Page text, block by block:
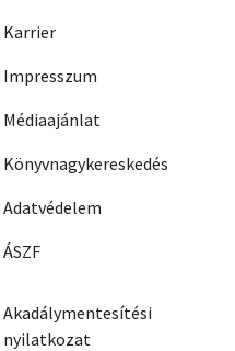
Karrier
Impresszum
Médiaajánlat
Könyvnagykereskedés
Adatvédelem
ÁSZF
Akadálymentesítési
nyilatkozat